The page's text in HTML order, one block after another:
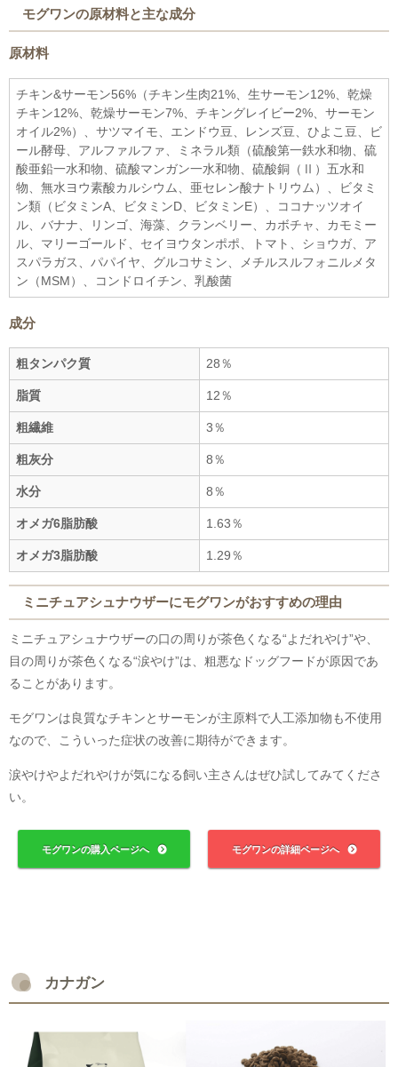
モグワンの原材料と主な成分
原材料
チキン&サーモン56%（チキン生肉21%、生サーモン12%、乾燥
チキン12%、乾燥サーモン7%、チキングレイビー2%、サーモン
オイル2%）、サツマイモ、エンドウ豆、レンズ豆、ひよこ豆、ビ
ール酵母、アルファルファ、ミネラル類（硫酸第一鉄水和物、硫
酸亜鉛一水和物、硫酸マンガン一水和物、硫酸銅（Ⅱ）五水和
物、無水ヨウ素酸カルシウム、亜セレン酸ナトリウム）、ビタミ
ン類（ビタミンA、ビタミンD、ビタミンE）、ココナッツオイ
ル、バナナ、リンゴ、海藻、クランベリー、カボチャ、カモミー
ル、マリーゴールド、セイヨウタンポポ、トマト、ショウガ、ア
スパラガス、パパイヤ、グルコサミン、メチルスルフォニルメタ
ン（MSM）、コンドロイチン、乳酸菌
成分
粗タンパク質 28％
脂質 12％
粗繊維 3％
粗灰分 8％
水分 8％
オメガ6脂肪酸 1.63％
オメガ3脂肪酸 1.29％
ミニチュアシュナウザーにモグワンがおすすめの理由
ミニチュアシュナウザーの口の周りが茶色くなる“よだれやけ”や、
目の周りが茶色くなる“涙やけ”は、粗悪なドッグフードが原因であ
ることがあります。
モグワンは良質なチキンとサーモンが主原料で人工添加物も不使用
なので、こういった症状の改善に期待ができます。
涙やけやよだれやけが気になる飼い主さんはぜひ試してみてくださ
い。
モグワンの購入ページへ モグワンの詳細ページへ
カナガン